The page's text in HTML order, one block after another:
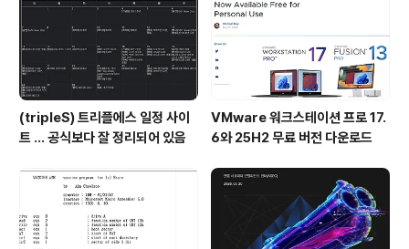
음. 이때는 접수된 고객 등을 확인해봄 - 인터넷 접속 기능 :
(tripleS) 트리플에스 일정 사이
트 ... 공식보다 잘 정리되어 있음
VMware 워크스테이션 프로 17.
6와 25H2 무료 버전 다운로드